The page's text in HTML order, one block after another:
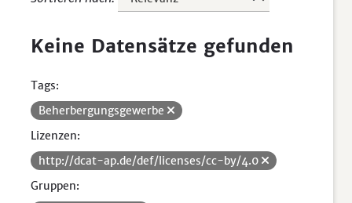
Keine Datensätze gefunden
Tags:
Beherbergungsgewerbe
Lizenzen:
http://dcat-ap.de/def/licenses/cc-by/4.0
Gruppen: